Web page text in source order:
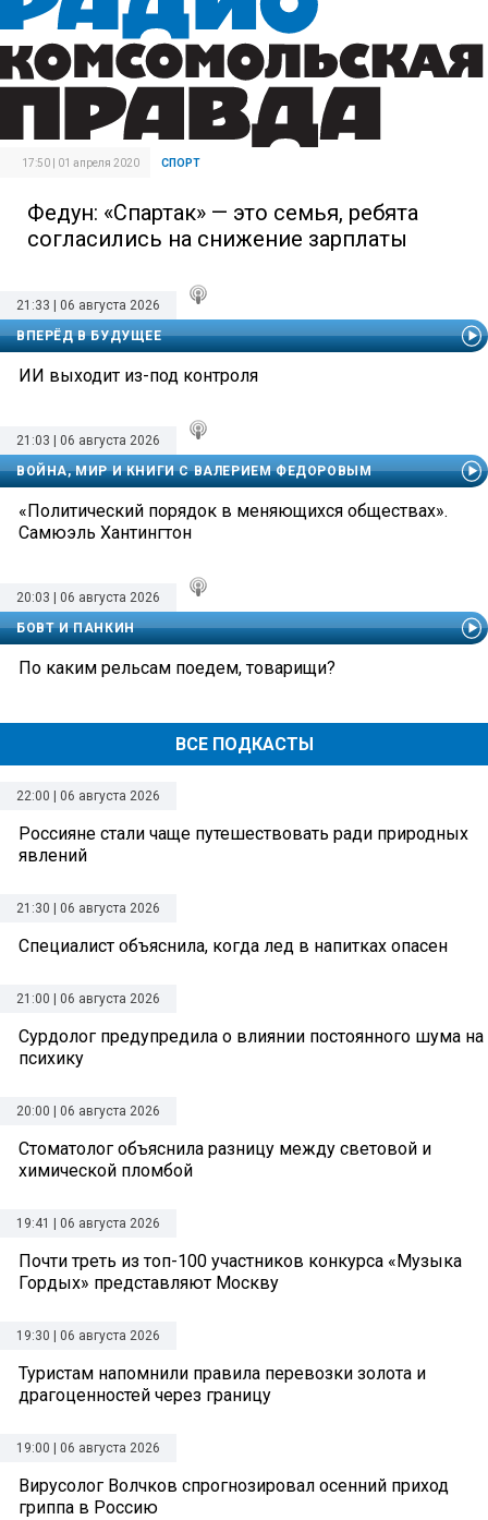
17:50 | 01 апреля 2020 СПОРТ
Федун: «Спартак» — это семья, ребята
согласились на снижение зарплаты
ВСЕ ПОДКАСТЫ
21:33 | 06 августа 2026
ВПЕРЁД В БУДУЩЕЕ
ИИ выходит из-под контроля
21:03 | 06 августа 2026
ВОЙНА, МИР И КНИГИ С ВАЛЕРИЕМ ФЕДОРОВЫМ
«Политический порядок в меняющихся обществах».
Самюэль Хантингтон
20:03 | 06 августа 2026
БОВТ И ПАНКИН
По каким рельсам поедем, товарищи?
22:00 | 06 августа 2026
Россияне стали чаще путешествовать ради природных
явлений
21:30 | 06 августа 2026
Специалист объяснила, когда лед в напитках опасен
21:00 | 06 августа 2026
Сурдолог предупредила о влиянии постоянного шума на
психику
20:00 | 06 августа 2026
Стоматолог объяснила разницу между световой и
химической пломбой
19:41 | 06 августа 2026
Почти треть из топ-100 участников конкурса «Музыка
Гордых» представляют Москву
19:30 | 06 августа 2026
Туристам напомнили правила перевозки золота и
драгоценностей через границу
19:00 | 06 августа 2026
Вирусолог Волчков спрогнозировал осенний приход
гриппа в Россию